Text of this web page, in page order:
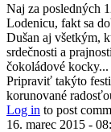
Naj za posledných
Lodenicu, fakt sa
Dušan aj všetkým,
srdečnosti a
čokoládové
Pripraviť takýto
korunované
Log in to post
16. marec 2015 -